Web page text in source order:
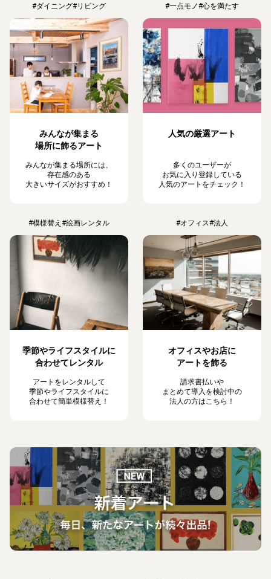
#ダイニング#リビング
みんなが集まる
場所に飾るアート
みんなが集まる場所には、
存在感のある
大きいサイズがおすすめ！
#一点モノ#心を満たす
人気の厳選アート
多くのユーザーが
お気に入り登録している
人気のアートをチェック！
#模様替え #絵画レンタル
季節やライフスタイルに
合わせてレンタル
アートをレンタルして
季節やライフスタイルに
合わせて簡単模様替え！
#オフィス#法人
オフィスやお店に
アートを飾る
請求書払いや
まとめて導入を検討中の
法人の方はこちら！